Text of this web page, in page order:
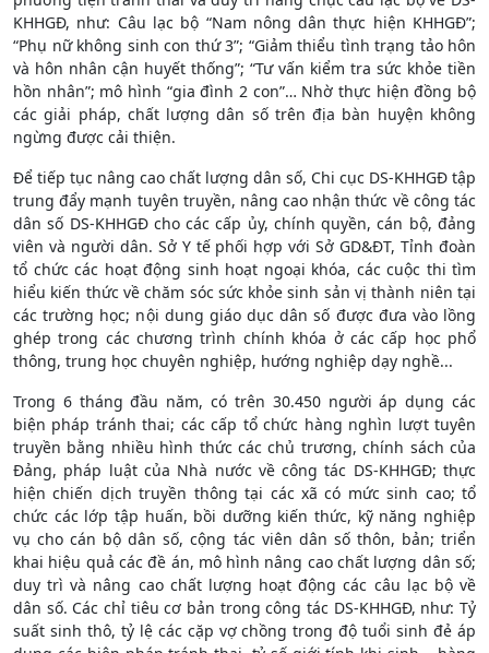
KHHGĐ, như: Câu lạc bộ “Nam nông dân thực hiện KHHGĐ”;
“Phụ nữ không sinh con thứ 3”; “Giảm thiểu tình trạng tảo hôn
và hôn nhân cận huyết thống”; “Tư vấn kiểm tra sức khỏe tiền
hồn nhân”; mô hình “gia đình 2 con”… Nhờ thực hiện đồng bộ
các giải pháp, chất lượng dân số trên địa bàn huyện không
ngừng được cải thiện.
Để tiếp tục nâng cao chất lượng dân số, Chi cục DS-KHHGĐ tập
trung đẩy mạnh tuyên truyền, nâng cao nhận thức về công tác
dân số DS-KHHGĐ cho các cấp ủy, chính quyền, cán bộ, đảng
viên và người dân. Sở Y tế phối hợp với Sở GD&ĐT, Tỉnh đoàn
tổ chức các hoạt động sinh hoạt ngoại khóa, các cuộc thi tìm
hiểu kiến thức về chăm sóc sức khỏe sinh sản vị thành niên tại
các trường học; nội dung giáo dục dân số được đưa vào lồng
ghép trong các chương trình chính khóa ở các cấp học phổ
thông, trung học chuyên nghiệp, hướng nghiệp dạy nghề...
Trong 6 tháng đầu năm, có trên 30.450 người áp dụng các
biện pháp tránh thai; các cấp tổ chức hàng nghìn lượt tuyên
truyền bằng nhiều hình thức các chủ trương, chính sách của
Đảng, pháp luật của Nhà nước về công tác DS-KHHGĐ; thực
hiện chiến dịch truyền thông tại các xã có mức sinh cao; tổ
chức các lớp tập huấn, bồi dưỡng kiến thức, kỹ năng nghiệp
vụ cho cán bộ dân số, cộng tác viên dân số thôn, bản; triển
khai hiệu quả các đề án, mô hình nâng cao chất lượng dân số;
duy trì và nâng cao chất lượng hoạt động các câu lạc bộ về
dân số. Các chỉ tiêu cơ bản trong công tác DS-KHHGĐ, như: Tỷ
suất sinh thô, tỷ lệ các cặp vợ chồng trong độ tuổi sinh đẻ áp